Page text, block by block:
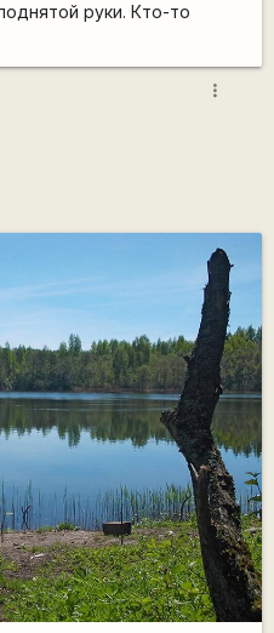
руки. Кто-то
more_vert